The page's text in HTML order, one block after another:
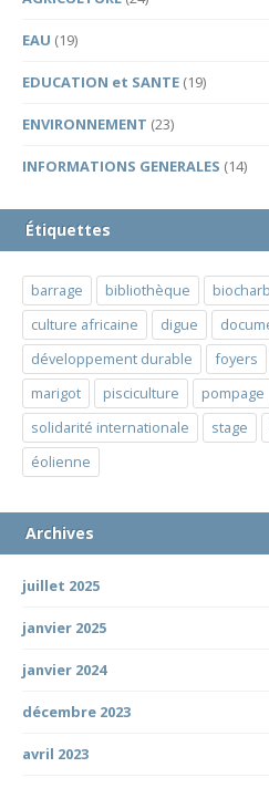
EAU (19)
EDUCATION et SANTE (19)
ENVIRONNEMENT (23)
INFORMATIONS GENERALES (14)
Étiquettes
barrage bibliothèque
culture africaine
digue
développement durable
foyers
marigot
pisciculture pompage
solidarité internationale
stage
éolienne
Archives
juillet 2025
janvier 2025
janvier 2024
décembre 2023
avril 2023